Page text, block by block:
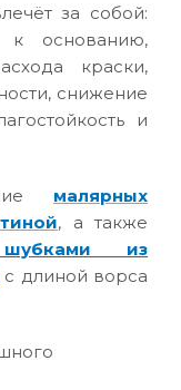
за собой:
к основанию,
краски,
снижение
и
малярных
, а также
из
с длиной ворса